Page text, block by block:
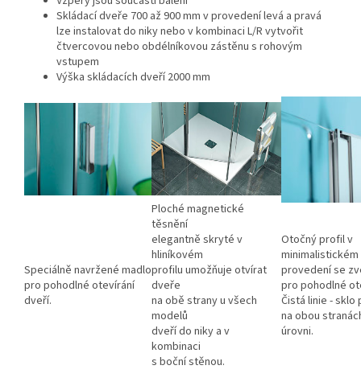
Skládací dveře 700 až 900 mm v provedení levá a pravá
lze instalovat do niky nebo v kombinaci L/R vytvořit
čtvercovou nebo obdélníkovou zástěnu s rohovým
vstupem
Výška skládacích dveří 2000 mm
Speciálně navržené madlo
pro pohodlné otevírání
dveří.
Ploché magnetické
těsnění
elegantně skryté v
hliníkovém
profilu umožňuje otvírat
dveře
na obě strany u všech
modelů
dveří do niky a v
kombinaci
s boční stěnou.
Otočný profil v
minimalistickém
provedení se
pro pohodlné
Čistá linie -
na obou
úrovni.